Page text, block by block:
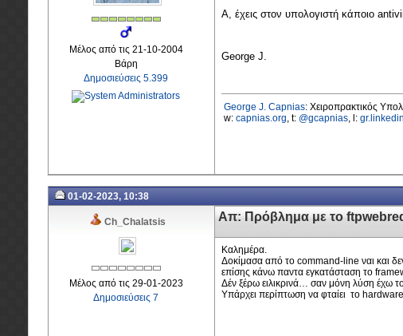
Μέλος από τις 21-10-2004
Βάρη
Δημοσιεύσεις 5.399
Α, έχεις στον υπολογιστή κάποιο
George J.
George J. Capnias: Χειροπρακτικός
w: capnias.org , t: @gcapnias , l:
01-02-2023, 10:38
Ch_Chalatsis
Μέλος από τις 29-01-2023
Δημοσιεύσεις 7
Απ: Πρόβλημα με το
Καλημέρα.
Δοκίμασα από το command-line ναι και
επίσης κάνω παντα εγκατάσταση το
Δέν ξέρω ειλικρινά… σαν μόνη λύση έχω
Υπάρχει περίπτωση να φταίει το